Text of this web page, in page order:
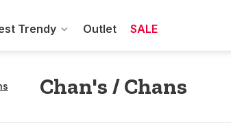
Trendy Outlet SALE
Chan's / Chans